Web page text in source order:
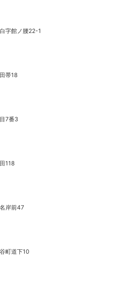
字館ノ腰22-1
帯18
7番3
118
岸前47
町道下10